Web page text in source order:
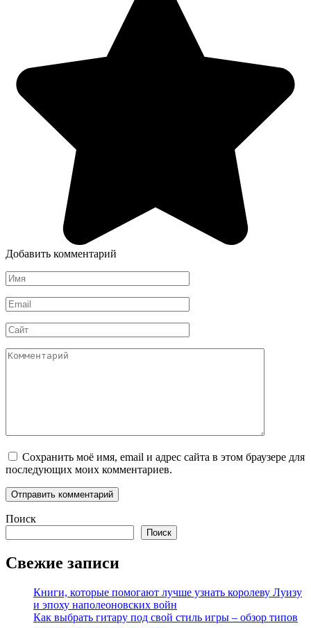
Добавить комментарий
Имя
*
Email
*
Сайт
Комментарий
Сохранить моё имя, email и адрес сайта в этом браузере для
последующих моих комментариев.
Поиск
Поиск
Свежие записи
Книги, которые помогают лучше узнать королеву Луизу
и эпоху наполеоновских войн
Как выбрать гитару под свой стиль игры – обзор типов